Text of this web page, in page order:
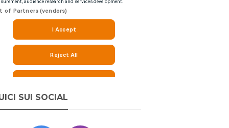
SUI SOCIAL